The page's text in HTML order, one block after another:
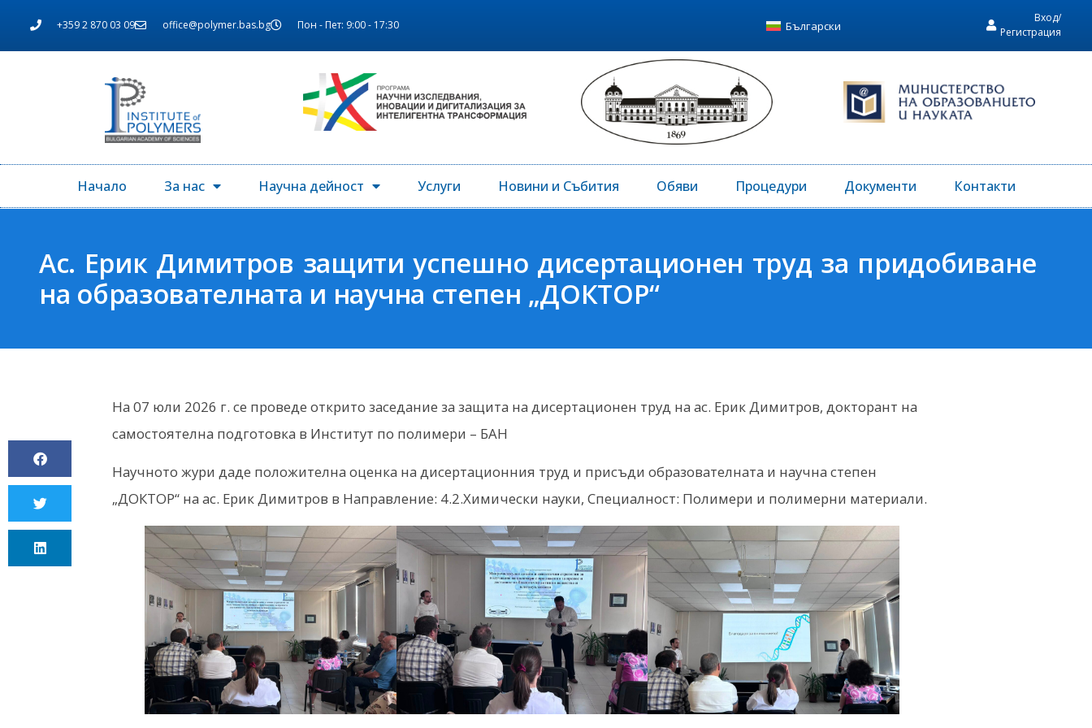
+359 2 870 03 09 office@polymer.bas.bg Пон - Пет: 9:00 - 17:30 Български
Вход/
Регистрация
Начало За нас Научна дейност Услуги Новини и Събития Обяви Процедури Документи Контакти
Ас. Ерик Димитров защити успешно дисертационен труд за придобиване
на образователната и научна степен „ДОКТОР“
На 07 юли 2026 г. се проведе открито заседание за защита на дисертационен труд на ас. Ерик Димитров, докторант на
самостоятелна подготовка в Институт по полимери – БАН
Научното жури даде положителна оценка на дисертационния труд и присъди образователната и научна степен
„ДОКТОР“ на ас. Ерик Димитров в Направление: 4.2.Химически науки, Специалност: Полимери и полимерни материали.